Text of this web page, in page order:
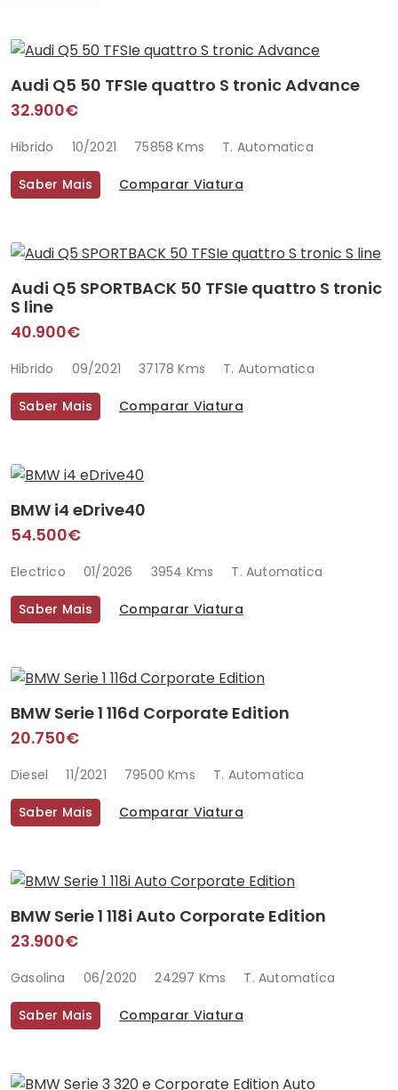
Audi Q5 50 TFSIe quattro S tronic Advance
32.900€
Hibrido 10/2021 75858 Kms T. Automatica
Saber Mais Comparar Viatura
Audi Q5 SPORTBACK 50 TFSIe quattro S tronic
S line
40.900€
Hibrido 09/2021 37178 Kms T. Automatica
Saber Mais Comparar Viatura
BMW i4 eDrive40
54.500€
Electrico 01/2026 3954 Kms T. Automatica
Saber Mais Comparar Viatura
BMW Serie 1 116d Corporate Edition
20.750€
Diesel 11/2021 79500 Kms T. Automatica
Saber Mais Comparar Viatura
BMW Serie 1 118i Auto Corporate Edition
23.900€
Gasolina 06/2020 24297 Kms T. Automatica
Saber Mais Comparar Viatura